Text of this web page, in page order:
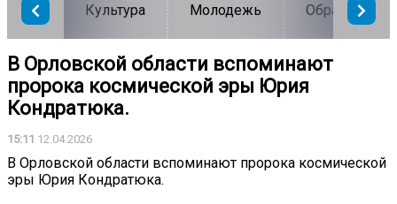
Культура Молодежь Образование
В Орловской области вспоминают
пророка космической эры Юрия
Кондратюка.
15:11 12.04.2026
В Орловской области вспоминают пророка космической
эры Юрия Кондратюка.